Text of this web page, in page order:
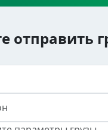
отправить